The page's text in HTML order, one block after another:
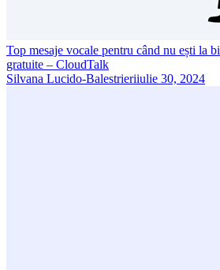
Top mesaje vocale pentru când nu ești la
gratuite – CloudTalk
Silvana Lucido-Balestrieriiulie 30, 2024